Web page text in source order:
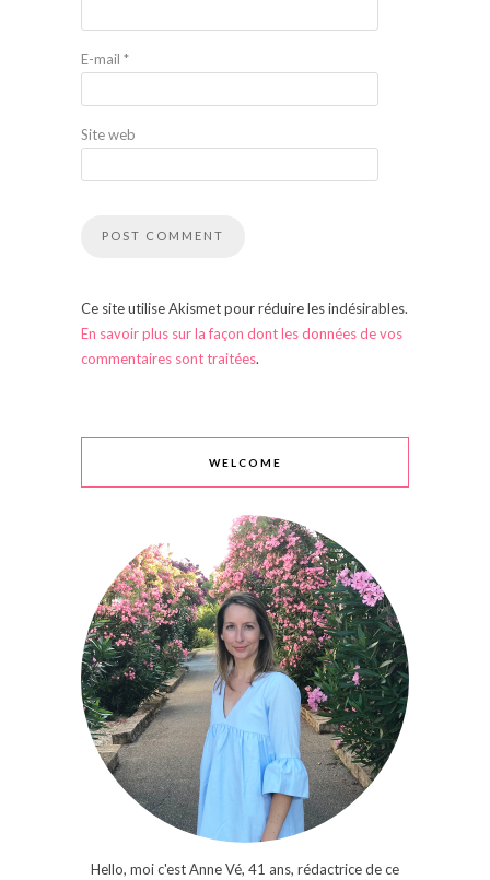
E-mail *
Site web
Ce site utilise Akismet pour réduire les indésirables.
En savoir plus sur la façon dont les données de vos
commentaires sont traitées.
WELCOME
Hello, moi c'est Anne Vé, 41 ans, rédactrice de ce